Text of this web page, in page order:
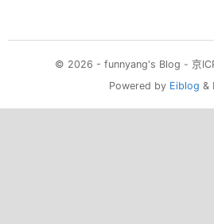
© 2026 - funnyang's Blog - 京
Powered by Eiblog &